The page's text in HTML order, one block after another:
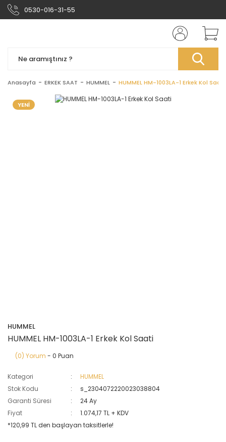
0530-016-31-55
Anasayfa ERKEK SAAT HUMMEL HUMMEL HM-1003LA-1 Erkek Kol Saati
YENİ
HUMMEL
HUMMEL HM-1003LA-1 Erkek Kol Saati
(0) Yorum - 0 Puan
Kategori
HUMMEL
Stok Kodu
s_2304072220023038804
Garanti Süresi
24 Ay
Fiyat
1.074,17 TL + KDV
*120,99 TL den başlayan taksitlerle!